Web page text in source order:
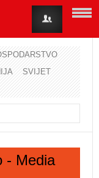
SVIJET
- Media